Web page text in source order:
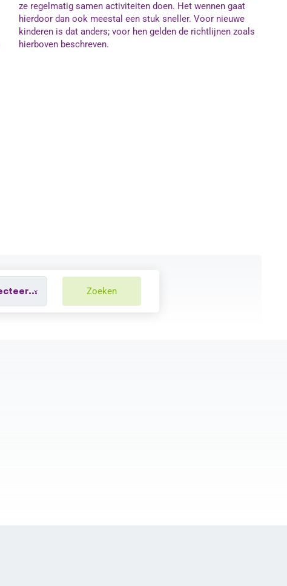
ze regelmatig samen activiteiten doen. Het wennen gaat
hierdoor dan ook meestal een stuk sneller. Voor nieuwe
kinderen is dat anders; voor hen gelden de richtlijnen zoals
hierboven beschreven.
Zoeken